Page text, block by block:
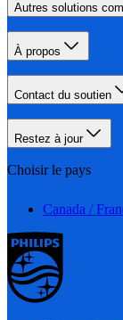
Autres solutions
À propos
Contact du soutien
Restez à jour
Choisir le pays
Canada /